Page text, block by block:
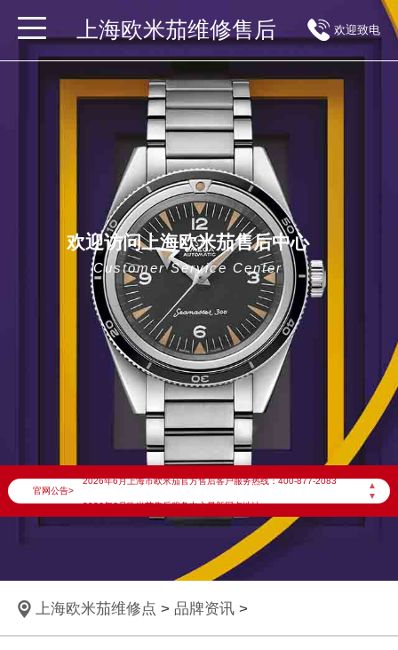
上海欧米茄维修售后 欢迎致电
欢迎访问上海欧米茄售后中心
Customer Service Center
官网公告>
▲
▼
2026年6月欧米茄上海市售后服务网络优化升级公告
2026年6月上海市欧米茄官方售后客户服务热线：400-877-2083
2026年6月欧米茄售后服务中心最新网点地址：
上海市黄浦区南京东路299号宏伊国际广场写字楼8层806室欧米茄售后服务中心（需提前预约）
上海欧米茄维修点 > 品牌资讯>